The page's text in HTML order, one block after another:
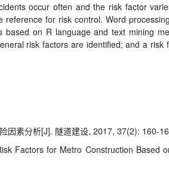
occur often and the risk factor
for risk control. Word
on R language and text mining
risk factors are identified; and a risk
因素分析[J]. 隧道建设, 2017, 37(2): 160-
Factors for Metro Construction Based